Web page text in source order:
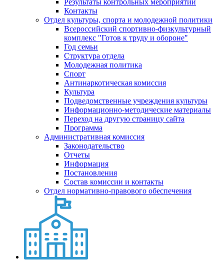
Результаты контрольных мероприятий
Контакты
Отдел культуры, спорта и молодежной политики
Всероссийский спортивно-физкультурный
комплекс "Готов к труду и обороне"
Год семьи
Структура отдела
Молодежная политика
Спорт
Антинаркотическая комиссия
Культура
Подведомственные учреждения культуры
Информационно-методические материалы
Переход на другую страницу сайта
Программа
Административная комиссия
Законодательство
Отчеты
Информация
Постановления
Состав комиссии и контакты
Отдел нормативно-правового обеспечения